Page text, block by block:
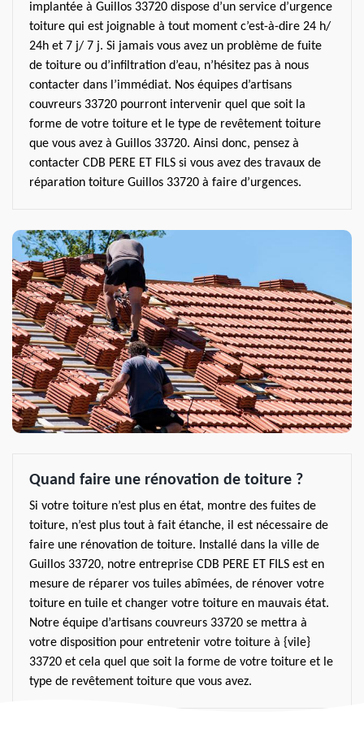
implantée à Guillos 33720 dispose d’un service d’urgence
toiture qui est joignable à tout moment c’est-à-dire 24 h/
24h et 7 j/ 7 j. Si jamais vous avez un problème de fuite
de toiture ou d’infiltration d’eau, n’hésitez pas à nous
contacter dans l’immédiat. Nos équipes d’artisans
couvreurs 33720 pourront intervenir quel que soit la
forme de votre toiture et le type de revêtement toiture
que vous avez à Guillos 33720. Ainsi donc, pensez à
contacter CDB PERE ET FILS si vous avez des travaux de
réparation toiture Guillos 33720 à faire d’urgences.
Quand faire une rénovation de toiture ?
Si votre toiture n’est plus en état, montre des fuites de
toiture, n’est plus tout à fait étanche, il est nécessaire de
faire une rénovation de toiture. Installé dans la ville de
Guillos 33720, notre entreprise CDB PERE ET FILS est en
mesure de réparer vos tuiles abîmées, de rénover votre
toiture en tuile et changer votre toiture en mauvais état.
Notre équipe d’artisans couvreurs 33720 se mettra à
votre disposition pour entretenir votre toiture à {vile}
33720 et cela quel que soit la forme de votre toiture et le
type de revêtement toiture que vous avez.